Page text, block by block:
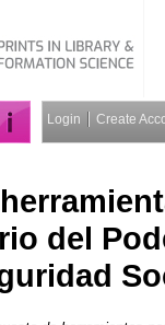
Login Create
del